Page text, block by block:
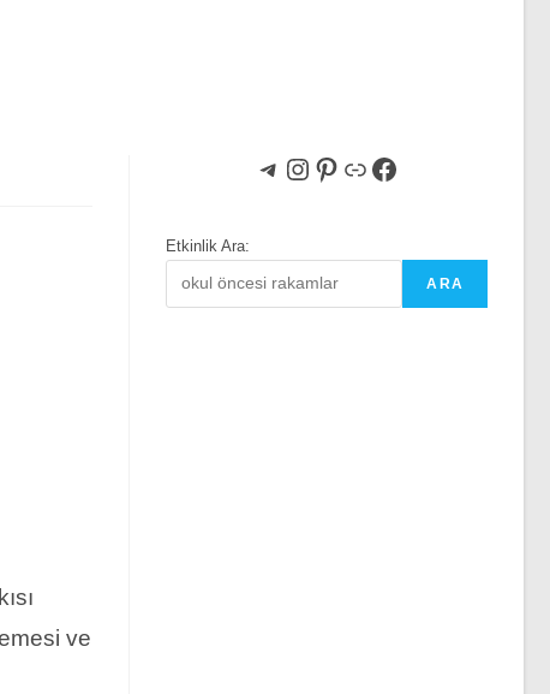
ve
Telegram
Instagram
Pinterest
BağlantıFacebook
Etkinlik Ara:
ARA